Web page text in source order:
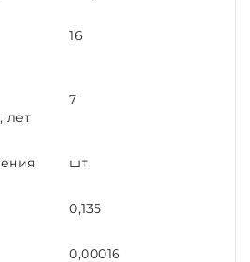
16
лет
7
шт
0,135
0,00016